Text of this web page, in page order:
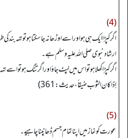
(4)
اگر کپڑا ایک ہی ہو اور اسے اوڑھا نہ جا سکتا ہو تو تہہ بند
ارشاد نبوی صلی اللہ علیہ وسلم ہے۔
اگر کپڑا کھلا ہوتو اس میں لپٹ جاؤ اور اگر تنگ ہو تو اسے
إذا کان الثوب ضیقاً، حدیث: 361)
(5)
عورت کو نماز میں اپنا تمام جسم ڈھانپنا چاہیے۔